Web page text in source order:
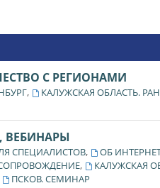
С РЕГИОНАМИ
, КАЛУЖСКАЯ ОБЛАСТЬ.
ВЕБИНАРЫ
СПЕЦИАЛИСТОВ, ОБ
,
КАЛУЖСКАЯ
ПСКОВ. СЕМИНАР